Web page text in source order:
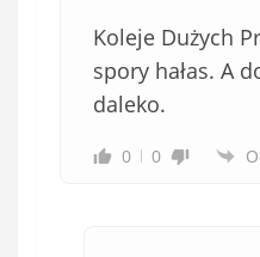
Koleje Dużych
spory hałas. A
daleko.
0 0